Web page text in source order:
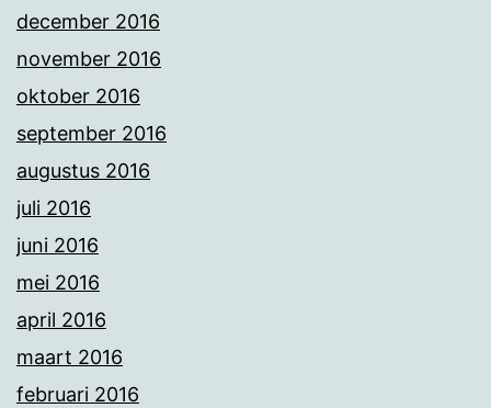
december 2016
november 2016
oktober 2016
september 2016
augustus 2016
juli 2016
juni 2016
mei 2016
april 2016
maart 2016
februari 2016